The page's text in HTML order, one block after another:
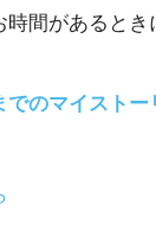
時間があるとき
でのマイストー